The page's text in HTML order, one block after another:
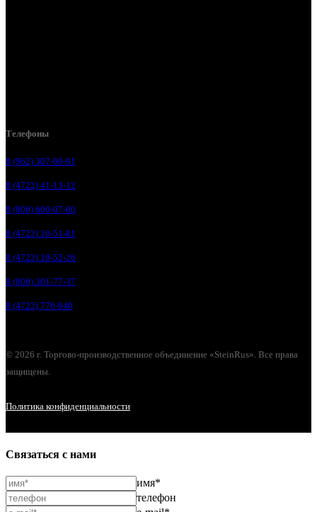
Телефоны
8 (962) 307-00-91
8 (4722) 41-13-12
8 (800) 600-07-00
8 (4722) 20-51-81
8 (4722) 20-52-26
8 (800) 301-77-37
8 (4722) 770-940
© 2026 г. Торгово-производственное объединение «SteinRus». Все права
защищены.
Политика конфиденциальности
Связаться с нами
имя*
телефон